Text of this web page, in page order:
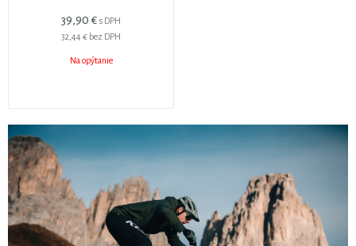
39,90 € s DPH
32,44 € bez DPH
Na opýtanie